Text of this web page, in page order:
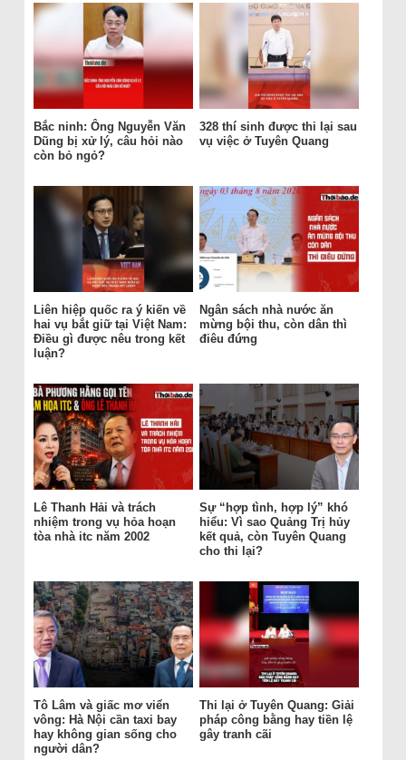
Bắc ninh: Ông Nguyễn Văn
Dũng bị xử lý, câu hỏi nào
còn bỏ ngỏ?
328 thí sinh được thi lại sau
vụ việc ở Tuyên Quang
Liên hiệp quốc ra ý kiến về
hai vụ bắt giữ tại Việt Nam:
Điều gì được nêu trong kết
luận?
Ngân sách nhà nước ăn
mừng bội thu, còn dân thì
điêu đứng
Lê Thanh Hải và trách
nhiệm trong vụ hỏa hoạn
tòa nhà itc năm 2002
Sự “hợp tình, hợp lý” khó
hiểu: Vì sao Quảng Trị hủy
kết quả, còn Tuyên Quang
cho thi lại?
Tô Lâm và giấc mơ viển
vông: Hà Nội cần taxi bay
hay không gian sống cho
người dân?
Thi lại ở Tuyên Quang: Giải
pháp công bằng hay tiền lệ
gây tranh cãi